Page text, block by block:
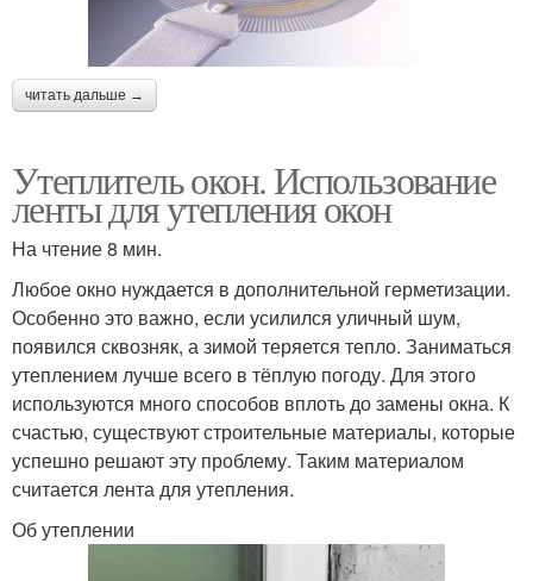
читать дальше →
Утеплитель окон. Использование
ленты для утепления окон
На чтение 8 мин.
Любое окно нуждается в дополнительной герметизации.
Особенно это важно, если усилился уличный шум,
появился сквозняк, а зимой теряется тепло. Заниматься
утеплением лучше всего в тёплую погоду. Для этого
используются много способов вплоть до замены окна. К
счастью, существуют строительные материалы, которые
успешно решают эту проблему. Таким материалом
считается лента для утепления.
Об утеплении